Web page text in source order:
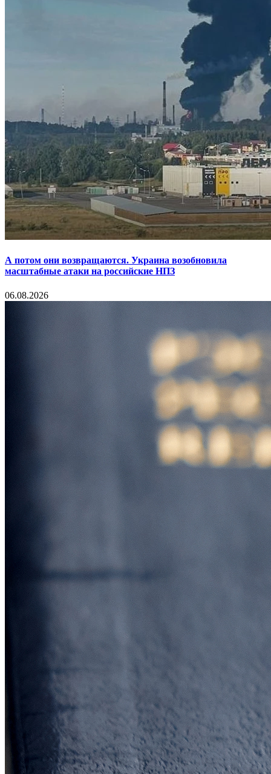
А потом они возвращаются. Украина возобновила
масштабные атаки на российские НПЗ
06.08.2026